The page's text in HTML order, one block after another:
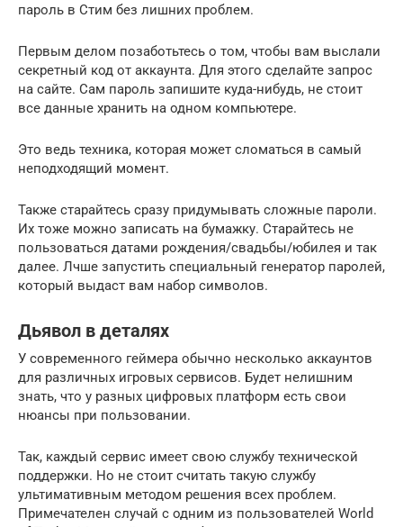
пароль в Стим без лишних проблем.
Первым делом позаботьтесь о том, чтобы вам выслали
секретный код от аккаунта. Для этого сделайте запрос
на сайте. Сам пароль запишите куда-нибудь, не стоит
все данные хранить на одном компьютере.
Это ведь техника, которая может сломаться в самый
неподходящий момент.
Также старайтесь сразу придумывать сложные пароли.
Их тоже можно записать на бумажку. Старайтесь не
пользоваться датами рождения/свадьбы/юбилея и так
далее. Лчше запустить специальный генератор паролей,
который выдаст вам набор символов.
Дьявол в деталях
У современного геймера обычно несколько аккаунтов
для различных игровых сервисов. Будет нелишним
знать, что у разных цифровых платформ есть свои
нюансы при пользовании.
Так, каждый сервис имеет свою службу технической
поддержки. Но не стоит считать такую службу
ультимативным методом решения всех проблем.
Примечателен случай с одним из пользователей World